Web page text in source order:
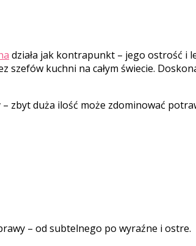
działa jak kontrapunkt – jego ostrość i
szefów kuchni na całym świecie.
zbyt duża ilość może zdominować
– od subtelnego po wyraźne i ostre.